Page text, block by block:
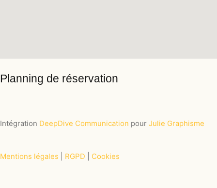
Planning de réservation
Intégration DeepDive Communication pour Julie Graphisme
Mentions légales RGPD Cookies